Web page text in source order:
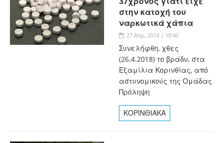
στην κατοχή του
ναρκωτικά χάπια
27 Απρ, 2018 | 10:40
Συνελήφθη, χθες
(26.4.2018) το βράδυ, στα
Εξαμίλια Κορινθίας, από
αστυνομικούς της Ομάδας
Πρόληψη
ΚΟΡΙΝΘΙΑΚΑ